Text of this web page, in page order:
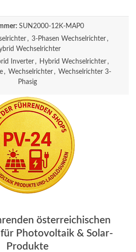
SUN2000-12K-MAP0
, 3-Phasen Wechselrichter ,
Wechselrichter
Inverter , Hybrid Wechselrichter ,
, Wechselrichter , Wechselrichter 3-
Phasig
österreichischen
Photovoltaik & Solar-
Produkte